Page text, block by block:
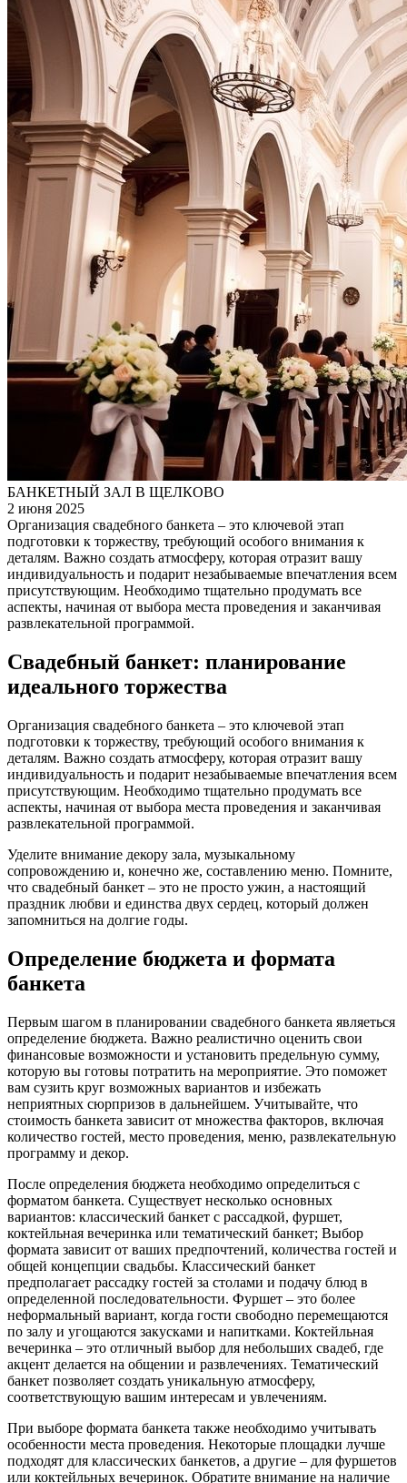
БАНКЕТНЫЙ ЗАЛ В ЩЕЛКОВО
2 июня 2025
Организация свадебного банкета – это ключевой этап
подготовки к торжеству, требующий особого внимания к
деталям. Важно создать атмосферу, которая отразит вашу
индивидуальность и подарит незабываемые впечатления всем
присутствующим. Необходимо тщательно продумать все
аспекты, начиная от выбора места проведения и заканчивая
развлекательной программой.
Свадебный банкет: планирование
идеального торжества
Организация свадебного банкета – это ключевой этап
подготовки к торжеству, требующий особого внимания к
деталям. Важно создать атмосферу, которая отразит вашу
индивидуальность и подарит незабываемые впечатления всем
присутствующим. Необходимо тщательно продумать все
аспекты, начиная от выбора места проведения и заканчивая
развлекательной программой.
Уделите внимание декору зала, музыкальному
сопровождению и, конечно же, составлению меню. Помните,
что свадебный банкет – это не просто ужин, а настоящий
праздник любви и единства двух сердец, который должен
запомниться на долгие годы.
Определение бюджета и формата
банкета
Первым шагом в планировании свадебного банкета являеться
определение бюджета. Важно реалистично оценить свои
финансовые возможности и установить предельную сумму,
которую вы готовы потратить на мероприятие. Это поможет
вам сузить круг возможных вариантов и избежать
неприятных сюрпризов в дальнейшем. Учитывайте, что
стоимость банкета зависит от множества факторов, включая
количество гостей, место проведения, меню, развлекательную
программу и декор.
После определения бюджета необходимо определиться с
форматом банкета. Существует несколько основных
вариантов: классический банкет с рассадкой, фуршет,
коктейльная вечеринка или тематический банкет; Выбор
формата зависит от ваших предпочтений, количества гостей и
общей концепции свадьбы. Классический банкет
предполагает рассадку гостей за столами и подачу блюд в
определенной последовательности. Фуршет – это более
неформальный вариант, когда гости свободно перемещаются
по залу и угощаются закусками и напитками. Коктейльная
вечеринка – это отличный выбор для небольших свадеб, где
акцент делается на общении и развлечениях. Тематический
банкет позволяет создать уникальную атмосферу,
соответствующую вашим интересам и увлечениям.
При выборе формата банкета также необходимо учитывать
особенности места проведения. Некоторые площадки лучше
подходят для классических банкетов, а другие – для фуршетов
или коктейльных вечеринок. Обратите внимание на наличие